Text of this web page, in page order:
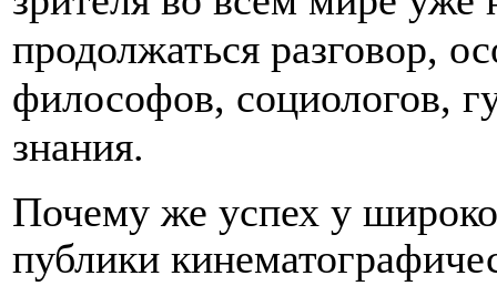
продолжаться разговор,
философов, социологов,
знания.
Почему же успех у
публики